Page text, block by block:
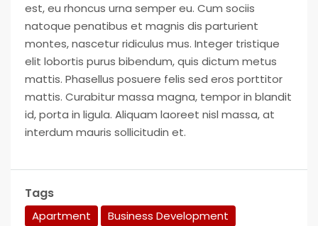
est, eu rhoncus urna semper eu. Cum sociis
natoque penatibus et magnis dis parturient
montes, nascetur ridiculus mus. Integer tristique
elit lobortis purus bibendum, quis dictum metus
mattis. Phasellus posuere felis sed eros porttitor
mattis. Curabitur massa magna, tempor in blandit
id, porta in ligula. Aliquam laoreet nisl massa, at
interdum mauris sollicitudin et.
Tags
Apartment
Business Development